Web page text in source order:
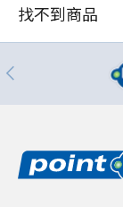
找不到商品